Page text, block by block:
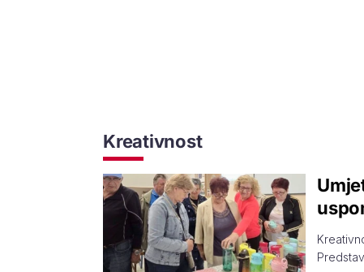
Kreativnost